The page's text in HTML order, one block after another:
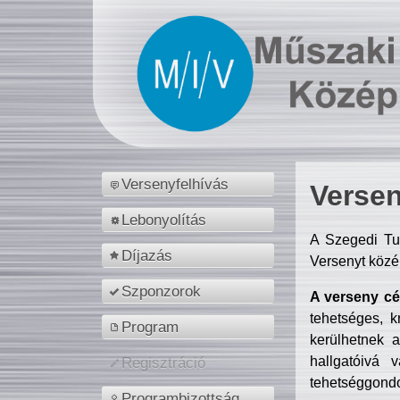
Versenyfelhívás
Lebonyolítás
Díjazás
Szponzorok
Program
Regisztráció
A Szegedi
Versenyt
A verseny
tehetséges,
kerülhetnek
hallgatóivá